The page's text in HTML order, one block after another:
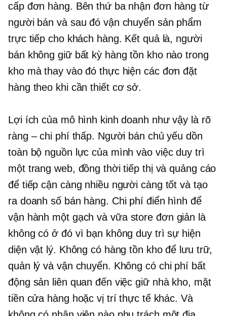
cấp đơn hàng. Bên thứ ba nhận đơn hàng từ
người bán và sau đó vận chuyển sản phẩm
trực tiếp cho khách hàng. Kết quả là, người
bán không giữ bất kỳ hàng tồn kho nào trong
kho mà thay vào đó thực hiện các đơn đặt
hàng theo khi cần thiếtcơ sở.
Lợi ích của mô hình kinh doanh như vậy là rõ
ràng – chi phí thấp. Người bán chủ yếu dồn
toàn bộ nguồn lực của mình vào việc duy trì
một trang web, đồng thời tiếp thị và quảng cáo
để tiếp cận càng nhiều người càng tốt và tạo
ra doanh số bán hàng. Chi phí điển hình để
vận hành một gạch và vữastore đơn giản là
không có ở đó vì bạn không duy trì sự hiện
diện vật lý. Không có hàng tồn kho để lưu trữ,
quản lý và vận chuyển. Không có chi phí bất
động sản liên quan đến việc giữ nhà kho, mặt
tiền cửa hàng hoặc vị trí thực tế khác. Và